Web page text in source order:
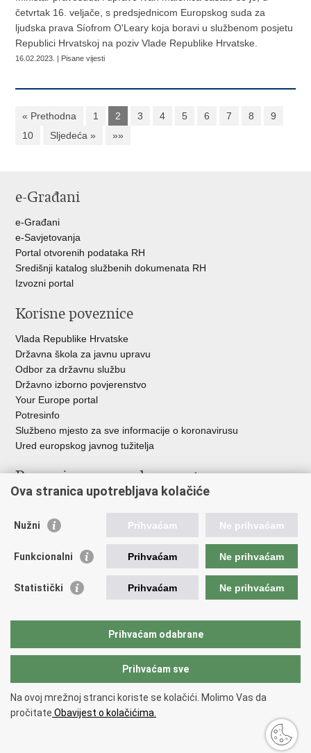
četvrtak 16. veljače, s predsjednicom Europskog suda za
ljudska prava Síofrom O'Leary koja boravi u službenom posjetu
Republici Hrvatskoj na poziv Vlade Republike Hrvatske.
16.02.2023. | Pisane vijesti
« Prethodna 1 2 3 4 5 6 7 8
9
10
Sljedeća » »»
e-Građani
e-Građani
e-Savjetovanja
Portal otvorenih podataka RH
Središnji katalog službenih dokumenata RH
Izvozni portal
Korisne poveznice
Vlada Republike Hrvatske
Državna škola za javnu upravu
Odbor za državnu službu
Državno izborno povjerenstvo
Your Europe portal
Potresinfo
Službeno mjesto za sve informacije o koronavirusu
Ured europskog javnog tužitelja
Poveznice pravosudnog sustava
Državno odvjetništvo
Ured za suzbijanje korupcije i organiziranog kriminaliteta
Državnoodvjetničko vijeće
Hrvatska odvjetnička komora
Europski pravosudni portal
Copyright © 2026 Ministarstvo pravosuđa, uprave i digitalne
transformacije Republike Hrvatske.
pristupačnosti.
Ova stranica upotrebljava kolačiće
Nužni Prihvaćam Ne prihvaćam
Funkcionalni Prihvaćam Ne prihvaćam
Statistički Prihvaćam Ne prihvaćam
Prihvaćam odabrane
Prihvaćam sve
Na ovoj mrežnoj stranci koriste se kolačići. Molimo Vas da
pročitate Obavijest o kolačićima.